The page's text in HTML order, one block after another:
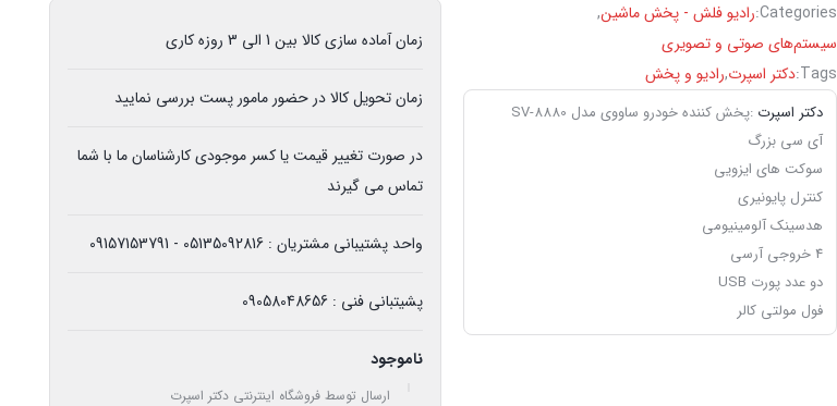
Categories: رادیو فلش - پخش ماشین,
سیستم‌های صوتی و تصویری
Tags: دکتر اسپرت,رادیو و پخش
دکتر اسپرت :پخش کننده خودرو ساووی مدل SV-8880
آی سی بزرگ
سوکت های ایزویی
کنترل پایونیری
هدسینک آلومینیومی
4 خروجی آرسی
دو عدد پورت USB
فول مولتی کالر
زمان آماده سازی کالا بین 1 الی 3 روزه کاری
زمان تحویل کالا در حضور مامور پست بررسی نمایید
در صورت تغییر قیمت یا کسر موجودی کارشناسان ما با شما
تماس می گیرند
واحد پشتیبانی مشتریان : 05135092816 - 09157153791
پشیتبانی فنی : 09058048656
ناموجود
ارسال توسط فروشگاه اینترنتی دکتر اسپرت